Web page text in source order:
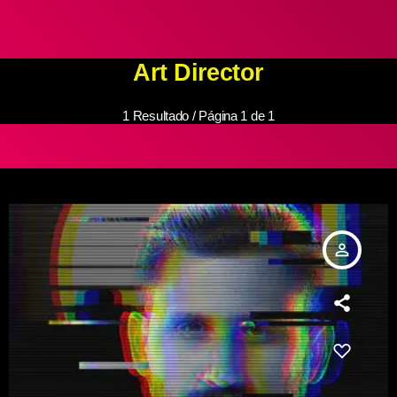
Art Director
1 Resultado / Página 1 de 1
person_outline